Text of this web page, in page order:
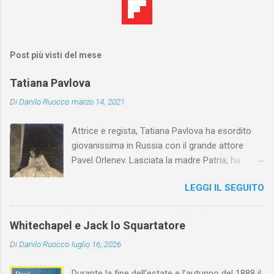
Post più visti del mese
Tatiana Pavlova
DiDanilo Ruocco marzo 14, 2021
Attrice e regista, Tatiana Pavlova ha esordito
giovanissima in Russia con il grande attore
Pavel Orlenev. Lasciata la madre Patria, ha
l'arte della Pavlova ha raggiunto la piena
maturità ed è stata in grado di rinnovare
profondamente l'attardato mondo teatrale
LEGGI IL SEGUITO
Whitechapel e Jack lo Squartatore
DiDanilo Ruocco luglio 16, 2026